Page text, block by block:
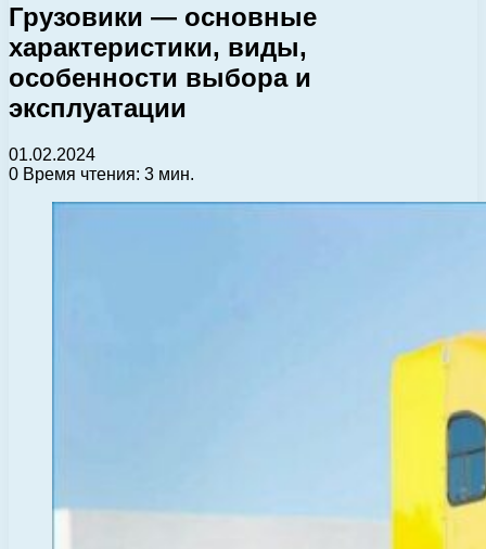
Грузовики — основные
характеристики, виды,
особенности выбора и
эксплуатации
01.02.2024
0 Время чтения: 3 мин.